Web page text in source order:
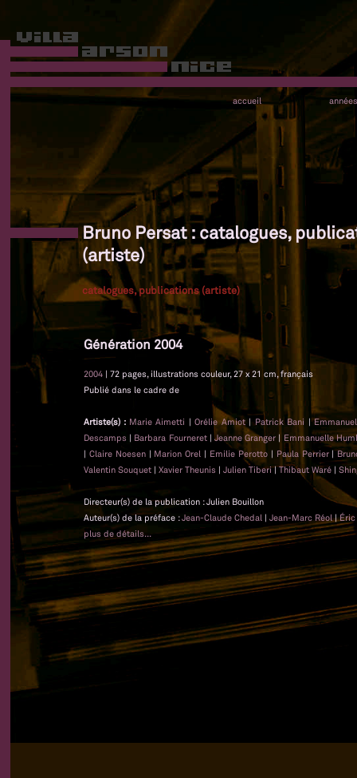
accueil années
Bruno Persat : catalogues,
(artiste)
catalogues, publications (artiste)
Génération 2004
2004 | 72 pages, illustrations couleur, 27 x 21 cm, français
Publié dans le cadre de
Artiste(s) : Marie Aimetti |Orélie Amiot| Patrick Bani |
Descamps | Barbara Fourneret|Jeanne Granger | Emmanuelle
| Claire Noesen| Marion Orel | Emilie Perotto| Paula Perrier|
Valentin Souquet | Xavier Theunis | Julien Tiberi|Thibaut Waré |
Directeur(s) de la publication : Julien Bouillon
Auteur(s) de la préface :Jean-Claude Chedal | Jean-Marc Réol|Éric
plus de détails...